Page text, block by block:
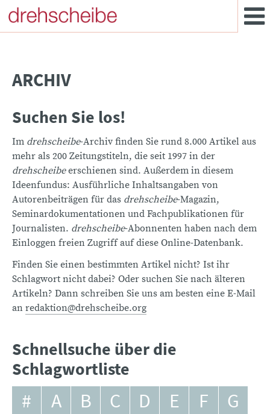
ARCHIV
Suchen Sie los!
Im drehscheibe-Archiv finden Sie rund 8.000 Artikel aus
mehr als 200 Zeitungstiteln, die seit 1997 in der
drehscheibeerschienen sind. Außerdem in diesem
Ideenfundus: Ausführliche Inhaltsangaben von
Autorenbeiträgen für das drehscheibe-Magazin,
Seminardokumentationen und Fachpublikationen für
Journalisten. drehscheibe-Abonnenten haben nach dem
Einloggen freien Zugriff auf diese Online-Datenbank.
Finden Sie einen bestimmten Artikel nicht? Ist ihr
Schlagwort nicht dabei? Oder suchen Sie nach älteren
Artikeln? Dann schreiben Sie uns am besten eine E-Mail
an redaktion@drehscheibe.org
Schnellsuche über die
Schlagwortliste
# A B C D E F
G